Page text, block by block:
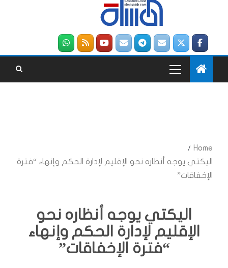
Home
اليكتي يوجه أنظاره نحو الإقليم لإدارة الحكم وإنهاء “فترة
الإخفاقات”
اليكتي يوجه أنظاره نحو
الإقليم لإدارة الحكم وإنهاء
“فترة الإخفاقات”